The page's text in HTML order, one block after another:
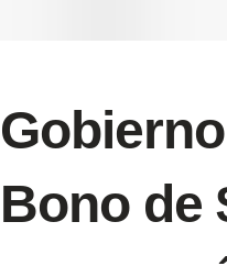
Bono de